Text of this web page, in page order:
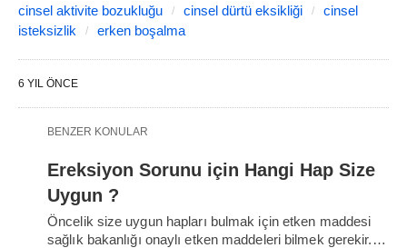
cinsel aktivite bozukluğu cinsel dürtü eksikliği
cinsel
isteksizlik
erken boşalma
6 YIL ÖNCE
BENZER KONULAR
Ereksiyon Sorunu için Hangi Hap Size
Uygun ?
Öncelik size uygun hapları bulmak için etken maddesi
sağlık bakanlığı onaylı etken maddeleri bilmek gerekir.…